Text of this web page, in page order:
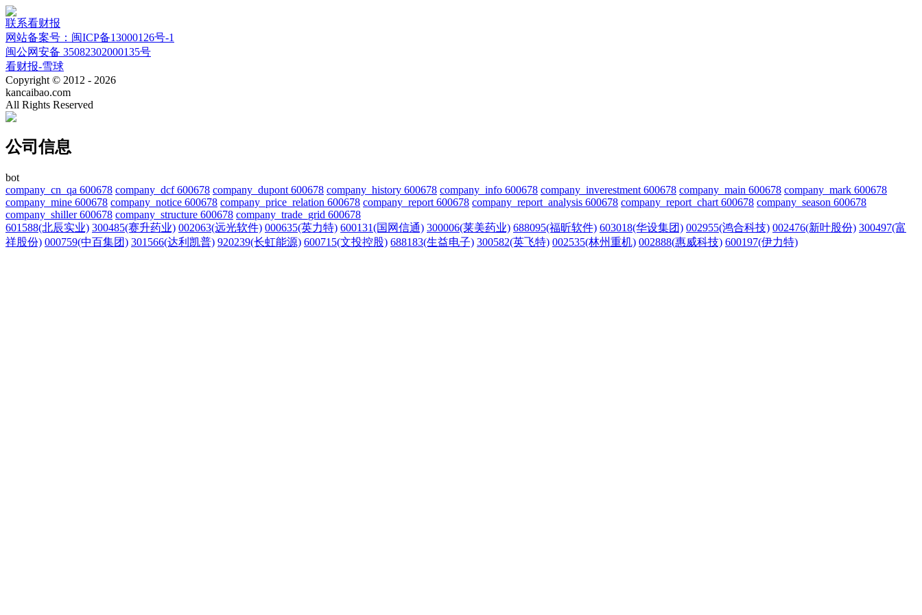
联系看财报
网站备案号：闽ICP备13000126号-1
闽公网安备 35082302000135号
看财报-雪球
Copyright © 2012 - 2026
kancaibao.com
All Rights Reserved
公司信息
bot
company_cn_qa 600678 company_dcf 600678 company_dupont 600678 company_history 600678 company_info 600678 company_inverestment 600678 company_main 600678 company_mark 600678
company_mine 600678 company_notice 600678 company_price_relation 600678 company_report 600678 company_report_analysis 600678 company_report_chart 600678 company_season 600678
company_shiller 600678 company_structure 600678 company_trade_grid 600678
601588(北辰实业) 300485(赛升药业) 002063(远光软件) 000635(英力特) 600131(国网信通) 300006(莱美药业) 688095(福昕软件) 603018(华设集团) 002955(鸿合科技) 002476(新叶股份) 300497(富
祥股份) 000759(中百集团) 301566(达利凯普) 920239(长虹能源) 600715(文投控股) 688183(生益电子) 300582(英飞特) 002535(林州重机) 002888(惠威科技) 600197(伊力特)